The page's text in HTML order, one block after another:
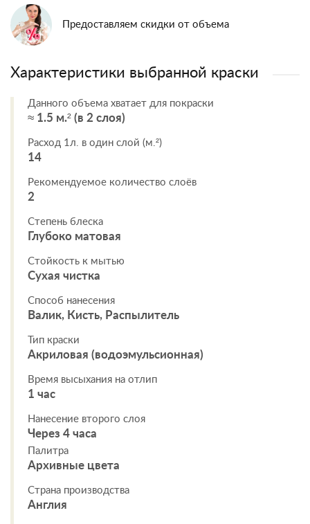
Предоставляем скидки от объема
Характеристики выбранной краски
Данного объема хватает для покраски
≈ 1.5 м.² (в 2 слоя)
Расход 1л. в один слой (м.²)
14
Рекомендуемое количество слоёв
2
Степень блеска
Глубоко матовая
Стойкость к мытью
Сухая чистка
Способ нанесения
Валик, Кисть, Распылитель
Тип краски
Акриловая (водоэмульсионная)
Время высыхания на отлип
1 час
Нанесение второго слоя
Через 4 часа
Палитра
Архивные цвета
Страна производства
Англия